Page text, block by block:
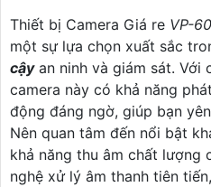
Thiết bị Camera Giá re VP-
một sự lựa chọn xuất sắc
cậyan ninh và giám sát. Với
camera này có khả năng
động đáng ngờ, giúp bạn
Nên quan tâm đến nổi bật
khả năng thu âm chất lượng
nghệ xử lý âm thanh tiên